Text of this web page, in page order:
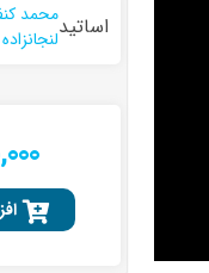
اساتیدمحمد